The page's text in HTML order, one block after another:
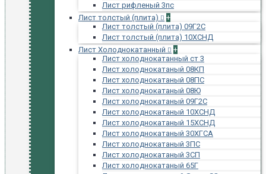
Лист рифленый 3пс
Лист толстый (плита)
+
Лист толстый (плита) 09Г2С
Лист толстый (плита) 10ХСНД
Лист Холоднокатанный
+
Лист холоднокатанный ст 3
Лист холоднокатаный 08КП
Лист холоднокатаный 08ПС
Лист холоднокатаный 08Ю
Лист холоднокатаный 09Г2С
Лист холоднокатаный 10ХСНД
Лист холоднокатаный 15ХСНД
Лист холоднокатаный 30ХГСА
Лист холоднокатаный 3ПС
Лист холоднокатаный 3СП
Лист холоднокатаный 65Г